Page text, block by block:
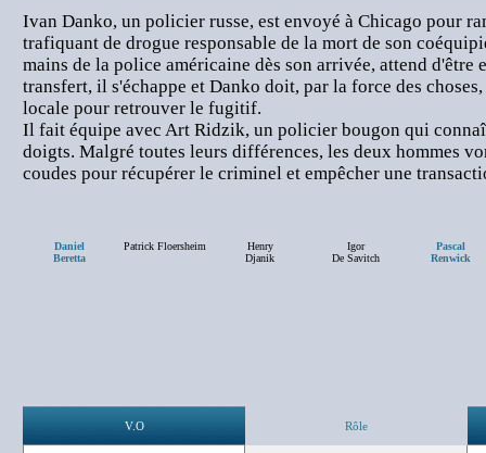
Ivan Danko, un policier russe, est envoyé à Chicago pour
trafiquant de drogue responsable de la mort de son
mains de la police américaine dès son arrivée, attend d'être
transfert, il s'échappe et Danko doit, par la force des
locale pour retrouver le fugitif.
Il fait équipe avec Art Ridzik, un policier bougon qui
doigts. Malgré toutes leurs différences, les deux hommes
coudes pour récupérer le criminel et empêcher une
Daniel
Beretta
Patrick Floersheim
Henry
Djanik
Igor
De Savitch
Pascal
Renwick
V.O Rôle